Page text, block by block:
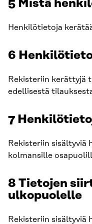
5 Mistä
Henkilötietoja
6
Rekisteriin kerättyjä
edellisestä
7
Rekisteriin sisältyviä
kolmansille
8 Tietojen
ulkopuolelle
Rekisteriin sisältyviä